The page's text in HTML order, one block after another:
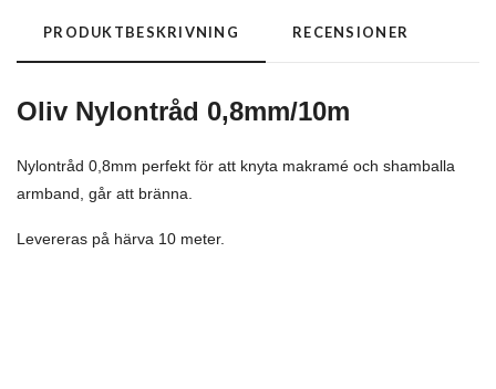
PRODUKTBESKRIVNING RECENSIONER
Oliv Nylontråd 0,8mm/10m
Nylontråd 0,8mm perfekt för att knyta makramé och shamballa
armband, går att bränna.
Levereras på härva 10 meter.